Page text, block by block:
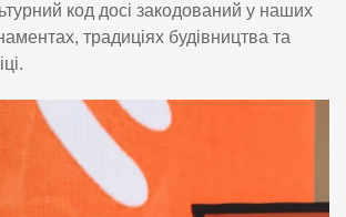
код досі закодований у наших
традиціях будівництва та